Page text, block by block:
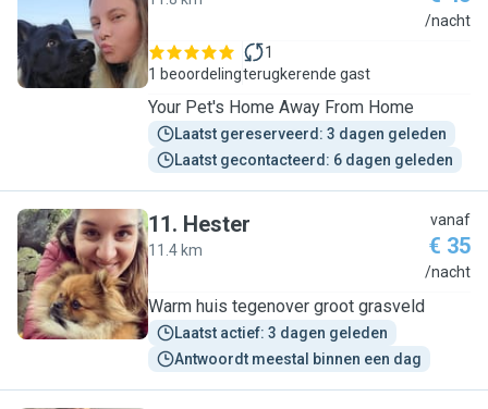
E /nacht
1 beoordeling
1
terugkerende gast
Your Pet's Home Away From Home
Laatst gereserveerd: 3 dagen geleden
Laatst gecontacteerd: 6 dagen geleden
H
11. Hester
11.4 km
vanaf
€ 35
/nacht
Warm huis tegenover groot grasveld
Laatst actief: 3 dagen geleden
Antwoordt meestal binnen een dag